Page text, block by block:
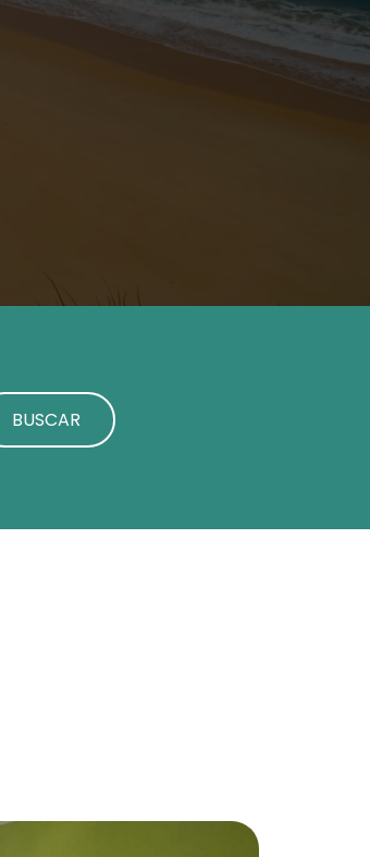
BUSCAR